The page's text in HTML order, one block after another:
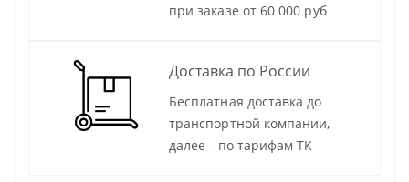
при заказе от 60 000 руб
Доставка по России
Бесплатная доставка до
транспортной компании,
далее - по тарифам ТК